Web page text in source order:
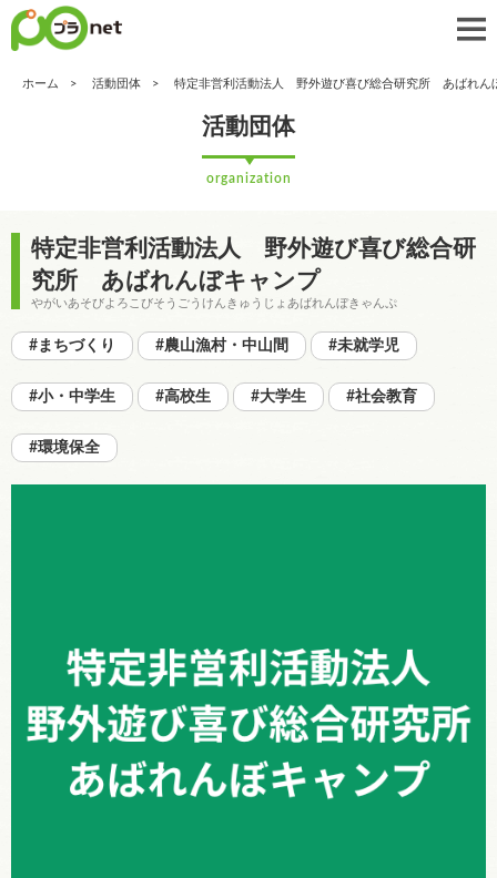
ホーム 活動団体 特定非営利活動法人 野外遊び喜び総合研究所 あばれん
活動団体
organization
特定非営利活動法人 野外遊び喜び総合研
究所 あばれんぼキャンプ
やがいあそびよろこびそうごうけんきゅうじょあばれんぼきゃんぷ
#まちづくり #農山漁村・中山間 #未就学児
#小・中学生 #高校生 #大学生 #社会教育
#環境保全